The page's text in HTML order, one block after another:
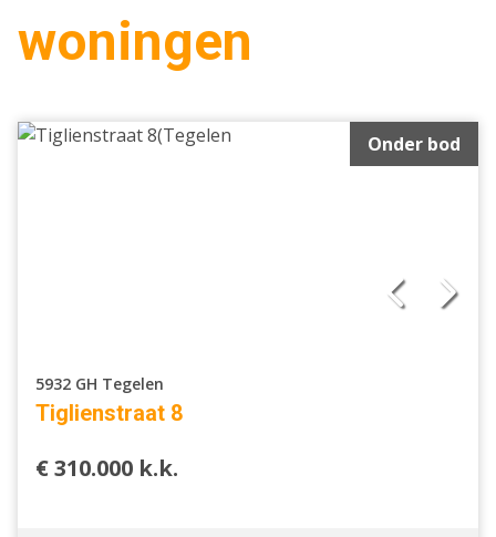
woningen
Onder bod
5932 GH Tegelen
Tiglienstraat 8
€ 310.000 k.k.